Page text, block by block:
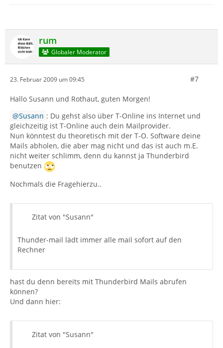
rum
Globaler Moderator
23. Februar 2009 um 09:45 #7
Hallo Susann und Rothaut, guten Morgen!
Susann : Du gehst also über T-Online ins Internet und
gleichzeitig ist T-Online auch dein Mailprovider.
Nun könntest du theoretisch mit der T-O. Software deine
Mails abholen, die aber mag nicht und das ist auch m.E.
nicht weiter schlimm, denn du kannst ja Thunderbird
benutzen
Nochmals die Fragehierzu..
Zitat von "Susann"
Thunder-mail lädt immer alle mail sofort auf den
Rechner
hast du denn bereits mit Thunderbird Mails abrufen
können?
Und dann hier:
Zitat von "Susann"